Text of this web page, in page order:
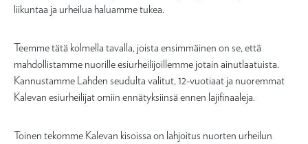
liikuntaa ja urheilua haluamme tukea.
Teemme tätä kolmella tavalla, joista ensimmäinen on se, että
mahdollistamme nuorille esiurheilijoillemme jotain ainutlaatuista.
Kannustamme Lahden seudulta valitut, 12-vuotiaat ja nuoremmat
Kalevan esiurheilijat omiin ennätyksiinsä ennen lajifinaaleja.
Toinen tekomme Kalevan kisoissa on lahjoitus nuorten urheilun